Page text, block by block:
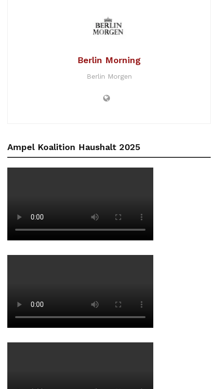
Berlin Morning
Berlin Morgen
Ampel Koalition Haushalt 2025